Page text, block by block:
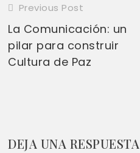
Read
more
articles
Previous Post
La Comunicación: un
pilar para construir
Cultura de Paz
DEJA UNA RESPUESTA